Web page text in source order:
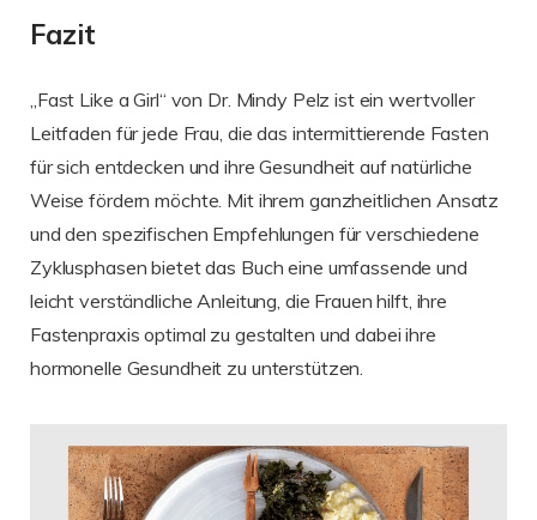
Fazit
„Fast Like a Girl“ von Dr. Mindy Pelz ist ein wertvoller
Leitfaden für jede Frau, die das intermittierende Fasten
für sich entdecken und ihre Gesundheit auf natürliche
Weise fördern möchte. Mit ihrem ganzheitlichen Ansatz
und den spezifischen Empfehlungen für verschiedene
Zyklusphasen bietet das Buch eine umfassende und
leicht verständliche Anleitung, die Frauen hilft, ihre
Fastenpraxis optimal zu gestalten und dabei ihre
hormonelle Gesundheit zu unterstützen.